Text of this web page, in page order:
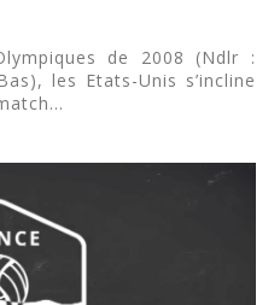
de 2008 (Ndlr :
les Etats-Unis s’incline